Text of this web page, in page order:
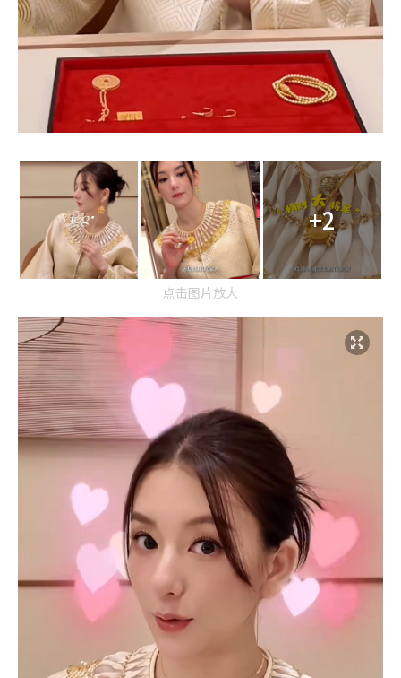
+2
点击图片放大